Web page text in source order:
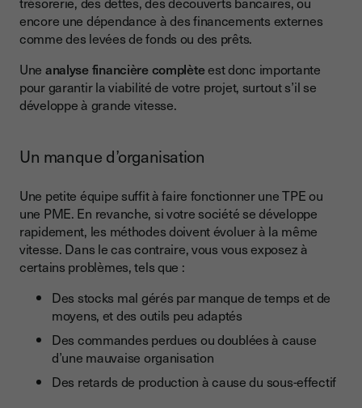
encore une dépendance à des financements externes
comme des levées de fonds ou des prêts.
Une analyse financière complèteest donc importante
pour garantir la viabilité de votre projet, surtout s’il se
développe à grande vitesse.
Un manque d’organisation
Une petite équipe suffit à faire fonctionner une TPE ou
une PME. En revanche, si votre société se développe
rapidement, les méthodes doivent évoluer à la même
vitesse. Dans le cas contraire, vous vous exposez à
certains problèmes, tels que :
Des stocks mal gérés par manque de temps et de
moyens, et des outils peu adaptés
Des commandes perdues ou doublées à cause
d’une mauvaise organisation
Des retards de production à cause du sous-effectif